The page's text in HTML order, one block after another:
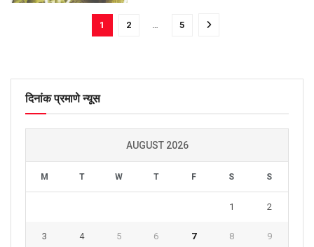
1 2 … 5
दिनांक प्रमाणे न्यूस
AUGUST 2026
M T W T F S S
1 2
3 4 5 6 7 8 9